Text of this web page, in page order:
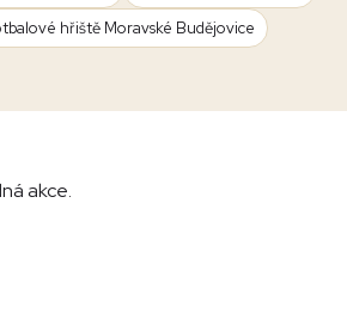
hřiště Moravské Budějovice
akce.